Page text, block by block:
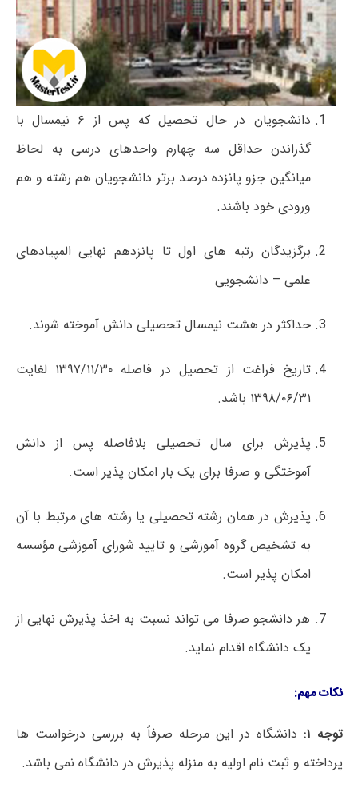
دانشجویان در حال تحصیل که پس از ۶ نیمسال با
گذراندن حداقل سه چهارم واحدهای درسی به لحاظ
میانگین جزو پانزده درصد برتر دانشجویان هم رشته و هم
ورودی خود باشند.
برگزیدگان رتبه های اول تا پانزدهم نهایی المپیادهای
علمی – دانشجویی
حداکثر در هشت نیمسال تحصیلی دانش آموخته شوند.
تاریخ فراغت از تحصیل در فاصله ۱۳۹۷/۱۱/۳۰ لغایت
۱۳۹۸/۰۶/۳۱ باشد.
پذیرش برای سال تحصیلی بلافاصله پس از دانش
آموختگی و صرفا برای یک بار امکان پذیر است.
پذیرش در همان رشته تحصیلی یا رشته های مرتبط با آن
به تشخیص گروه آموزشی و تایید شورای آموزشی مؤسسه
امکان پذیر است.
هر دانشجو صرفا می تواند نسبت به اخذ پذیرش نهایی از
یک دانشگاه اقدام نماید.
نکات مهم:
توجه ۱:
دانشگاه در این مرحله صرفاً به بررسی درخواست ها
پرداخته و ثبت نام اولیه به منزله پذیرش در دانشگاه نمی باشد.